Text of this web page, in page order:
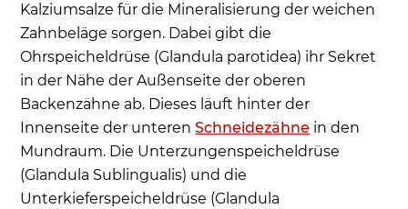
Kalziumsalze für die Mineralisierung der weichen
Zahnbeläge sorgen. Dabei gibt die
Ohrspeicheldrüse (Glandula parotidea) ihr Sekret
in der Nähe der Außenseite der oberen
Backenzähne ab. Dieses läuft hinter der
Innenseite der unterenSchneidezähne in den
Mundraum. Die Unterzungenspeicheldrüse
(Glandula Sublingualis) und die
Unterkieferspeicheldrüse (Glandula